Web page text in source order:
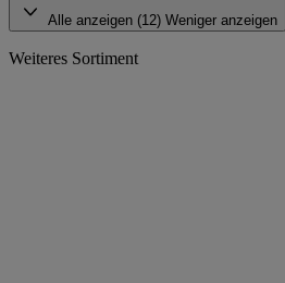
Alle anzeigen (12) Weniger anzeigen
Weiteres Sortiment